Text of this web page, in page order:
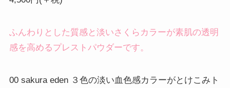
ふんわりとした質感と淡いさくらカラーが素肌の透明
感を高めるプレストパウダーです。
00 sakura eden ３色の淡い血色感カラーがとけこみト